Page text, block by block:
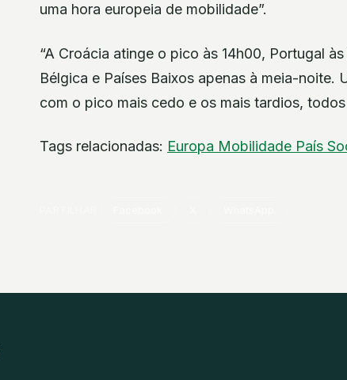
uma hora europeia de mobilidade”.
“A Croácia atinge o pico às 14h00, Portugal
Bélgica e Países Baixos apenas à meia-noite.
com o pico mais cedo e os mais tardios,
Tags relacionadas: Europa Mobilidade País